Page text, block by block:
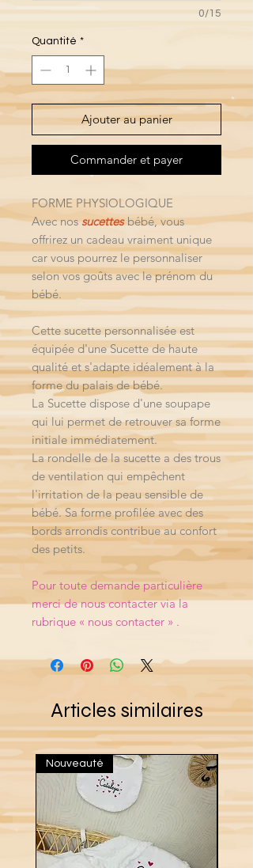
0/15
Quantité *
Ajouter au panier
Commander et payer
FORME PHYSIOLOGIQUE
Avec nossucettesbébé, vous
offrirez un cadeau vraiment unique
car vous pourrez le personnaliser
selon vos goûts avec le prénom du
bébé.
Cette sucette personnalisée est
équipée d'une Sucette de haute
qualité et s'adapte idéalement à la
forme du palais de bébé.
La Sucette dispose d'une soupape
qui lui permet de retrouver sa forme
initiale immédiatement.
La rondelle de la sucette a des trous
de ventilation qui empêchent
l'irritation de la peau sensible de
bébé. Sa forme profilée avec des
bords arrondis contribue au confort
des petits.
Pour toute demande particulière
merci de nous contacter via la
rubrique « nous contacter » .
Articles similaires
Nouveauté